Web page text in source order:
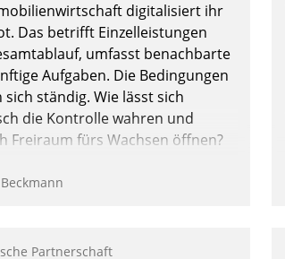
digitalisiert ihr
Das betrifft Einzelleistungen
umfasst benachbarte
Aufgaben. Die Bedingungen
ständig. Wie lässt sich
die Kontrolle wahren und
Freiraum fürs Wachsen öffnen?
Partnerschaft